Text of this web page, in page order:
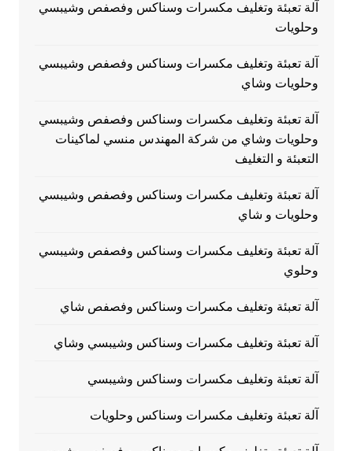
آلة تعبئة وتغليف مكسرات وسناكس وفصفص وشيبسي
وحلويات
آلة تعبئة وتغليف مكسرات وسناكس وفصفص وشيبسي
وحلويات وشاي
آلة تعبئة وتغليف مكسرات وسناكس وفصفص وشيبسي
وحلويات وشاي من شركة المهندس منسي لماكينات
التعبئة و التغليف
آلة تعبئة وتغليف مكسرات وسناكس وفصفص وشيبسي
وحلويات و شاي
آلة تعبئة وتغليف مكسرات وسناكس وفصفص وشيبسي
وحلوي
آلة تعبئة وتغليف مكسرات وسناكس وفصفص شاي
آلة تعبئة وتغليف مكسرات وسناكس وشيبسي وشاي
آلة تعبئة وتغليف مكسرات وسناكس وشيبسي
آلة تعبئة وتغليف مكسرات وسناكس وحلويات